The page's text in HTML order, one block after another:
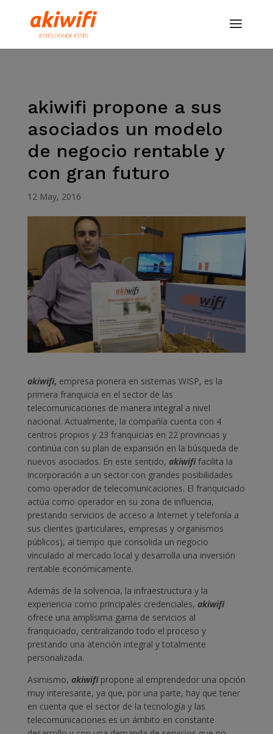
akiwifi propone a sus
asociados un modelo
de negocio rentable y
con gran futuro
12 May, 2016
akiwifi, empresa pionera en sistemas WISP, es la
primera franquicia en el sector de las
telecomunicaciones de manera integral a nivel
nacional. Actualmente, la compañía cuenta con 4
centros propios y 23 franquicias en 22 provincias y
continúa con su plan de expansión en la búsqueda de
nuevos asociados. En este sentido, akiwifi facilita la
incorporación a un sector con grandes posibilidades
como operador de telecomunicaciones. El franquiciado
actúa como operador en su zona de influencia,
prestando servicios de acceso a Internet y telefonía a
sus clientes (particulares, empresas y organismos
públicos), al tiempo que consolida un negocio
vinculado al mercado local y desarrolla una inversión
rentable económicamente.
Además de la solvencia, la infraestructura y la
experiencia como principales credenciales, akiwifi
ofrece una amplísima gama de servicios al
franquiciado, centralizando todo el proceso y
prestando una atención integral y totalmente
personalizada.
Asimismo, akiwifi propone al emprendedor una opción
muy interesante, ya que, por una parte, hay que tener
en cuenta que el sector de la tecnología y las
telecomunicaciones es un ámbito en constante